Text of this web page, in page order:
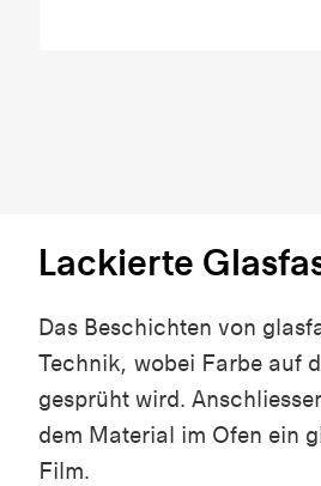
Lackierte
Das Beschichten von
Technik, wobei Farbe auf
gesprüht wird.
dem Material im Ofen ein
Film.